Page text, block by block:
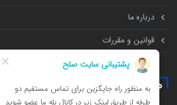
درباره ما
قوانین و مقررات
همه چیز درباره